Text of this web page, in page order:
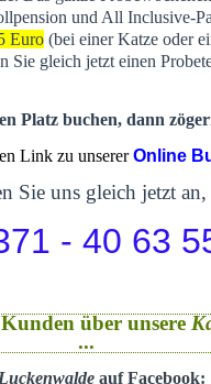
und All Inclusive-
Euro(bei einer Katze oder
Sie gleich jetzt einen
Platz buchen, dann
Link zu unsererOnline
Sie uns gleich jetzt an,
- 40 63
über unsere
...
auf Facebook: